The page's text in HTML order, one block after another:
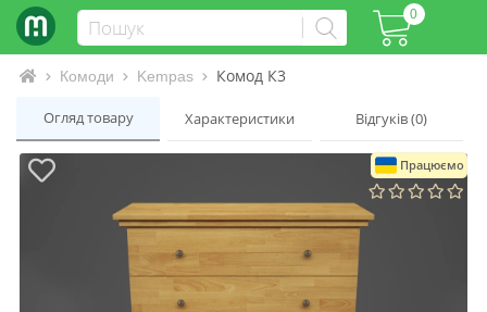
0
Інтернет-магазин матраців та ліжок
Комоди Kempas Комод К3
Огляд товару Характеристики Відгуків (0)
Працюємо